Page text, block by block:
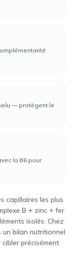
— protègent le
la B6 pour
capillaires les plus
B + zinc + fer
isolés. Chez
un bilan nutritionnel
précisément